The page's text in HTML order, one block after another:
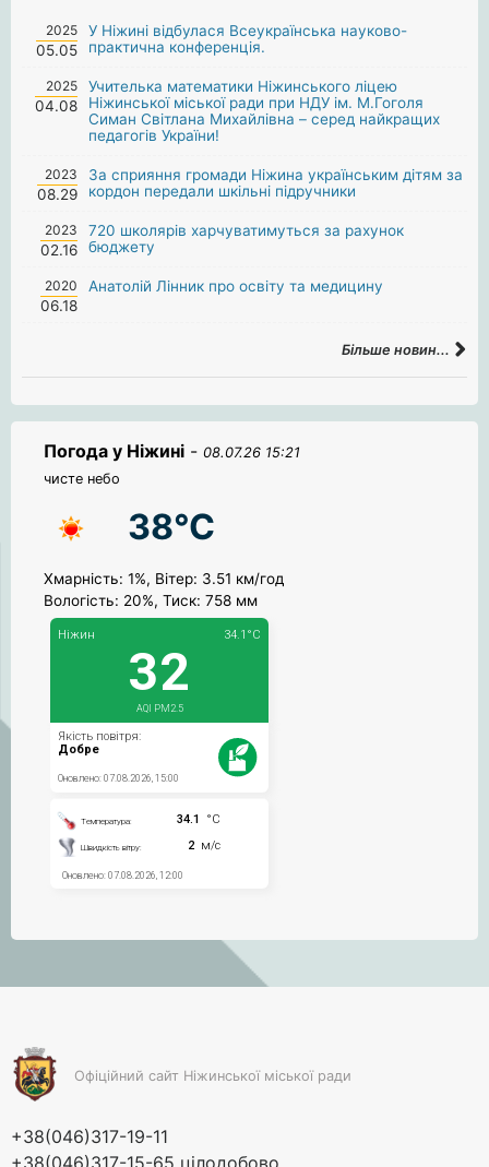
2025
05.05
У Ніжині відбулася Всеукраїнська науково-
практична конференція.
2025
04.08
Учителька математики Ніжинського ліцею
Ніжинської міської ради при НДУ ім. М.Гоголя
Симан Світлана Михайлівна – серед найкращих
педагогів України!
2023
08.29
За сприяння громади Ніжина українським дітям за
кордон передали шкільні підручники
2023
02.16
720 школярів харчуватимуться за рахунок
бюджету
2020
06.18
Анатолій Лінник про освіту та медицину
Більше новин...
Погода у Ніжині - 08.07.26 15:21
чисте небо
38°C
Хмарність: 1%, Вітер: 3.51 км/год
Вологість: 20%, Тиск: 758 мм
Офіційний сайт Ніжинської міської ради
+38(046)317-19-11
+38(046)317-15-65 цілодобово